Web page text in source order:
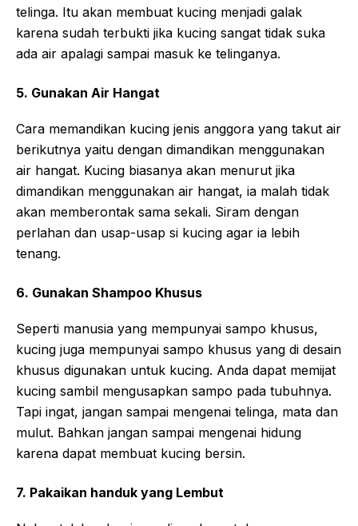
telinga. Itu akan membuat kucing menjadi galak
karena sudah terbukti jika kucing sangat tidak suka
ada air apalagi sampai masuk ke telinganya.
5. Gunakan Air Hangat
Cara memandikan kucing jenis anggora yang takut air
berikutnya yaitu dengan dimandikan menggunakan
air hangat. Kucing biasanya akan menurut jika
dimandikan menggunakan air hangat, ia malah tidak
akan memberontak sama sekali. Siram dengan
perlahan dan usap-usap si kucing agar ia lebih
tenang.
6. Gunakan Shampoo Khusus
Seperti manusia yang mempunyai sampo khusus,
kucing juga mempunyai sampo khusus yang di desain
khusus digunakan untuk kucing. Anda dapat memijat
kucing sambil mengusapkan sampo pada tubuhnya.
Tapi ingat, jangan sampai mengenai telinga, mata dan
mulut. Bahkan jangan sampai mengenai hidung
karena dapat membuat kucing bersin.
7. Pakaikan handuk yang Lembut